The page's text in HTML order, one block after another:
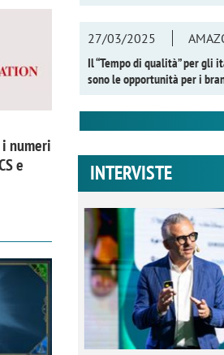
numeri
e
27/03/2025
Il “Tempo di qualità” per gli
sono le opportunità per i
INTERVISTE